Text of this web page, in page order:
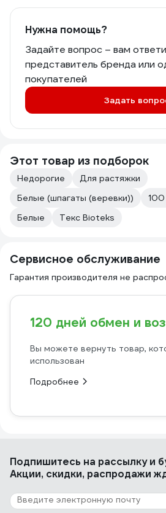
Нужна помощь?
Задайте вопрос – вам
представитель бренда или
покупателей
Задать
Этот товар из подборок
Недорогие
Для растяжки
Белые (шпагаты (веревки))
Белые
Текс Bioteks
Сервисное обслуживание
Гарантия производителя не
120 дней обмен и
Вы можете вернуть товар,
использован
Подробнее
Подпишитесь на рассылкуи
Акции, скидки, распродажи